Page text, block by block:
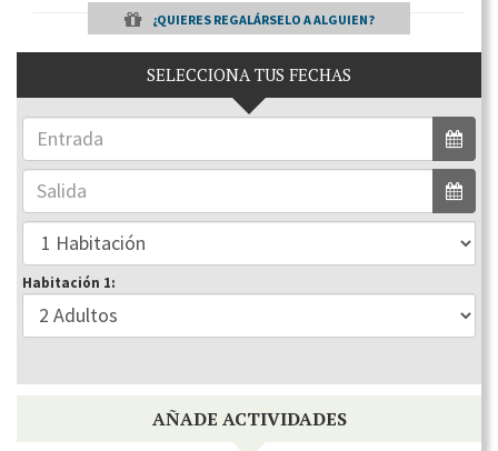
¿QUIERES REGALÁRSELO A ALGUIEN?
SELECCIONA TUS FECHAS
Habitación 1:
AÑADE ACTIVIDADES